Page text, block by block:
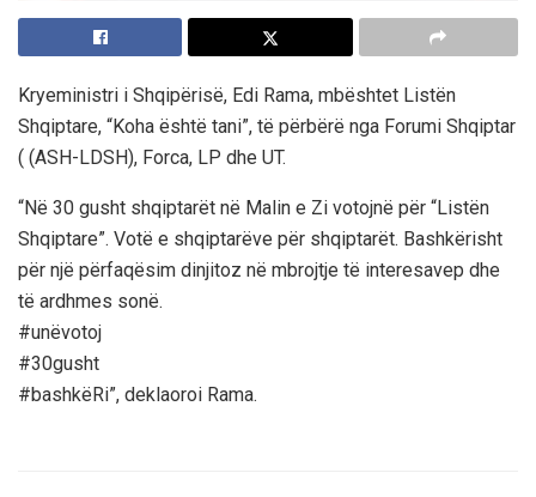
Kryeministri i Shqipërisë, Edi Rama, mbështet Listën
Shqiptare, “Koha është tani”, të përbërë nga Forumi Shqiptar
( (ASH-LDSH), Forca, LP dhe UT.
“Në 30 gusht shqiptarët në Malin e Zi votojnë për “Listën
Shqiptare”. Votë e shqiptarëve për shqiptarët. Bashkërisht
për një përfaqësim dinjitoz në mbrojtje të interesavep dhe
të ardhmes sonë.
#unëvotoj
#30gusht
#bashkëRi”, deklaoroi Rama.